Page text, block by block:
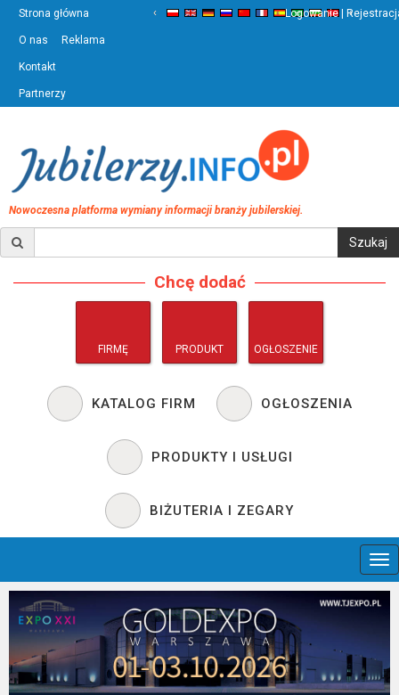
Strona główna
O nas Reklama
Kontakt
Partnerzy
‹ ›
Logowanie |
Nowoczesna platforma wymiany informacji branży jubilerskiej.
Chcę dodać
FIRMĘ PRODUKT OGŁOSZENIE
KATALOG FIRM OGŁOSZENIA
PRODUKTY I USŁUGI
BIŻUTERIA I ZEGARY